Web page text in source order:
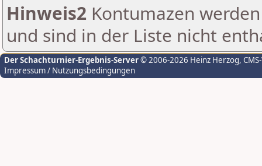
Hinweis2 Kontumazen
und sind in der Liste nicht
Der Schachturnier-Ergebnis-Server© 2006-2026 Heinz Herzog,
Impressum / Nutzungsbedingungen